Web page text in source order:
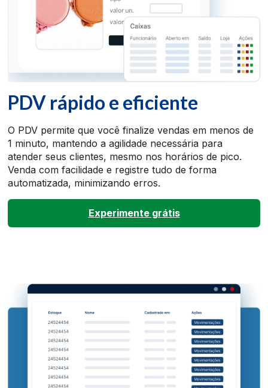
PDV rápido e eficiente
O PDV permite que você finalize vendas em menos de
1 minuto, mantendo a agilidade necessária para
atender seus clientes, mesmo nos horários de pico.
Venda com facilidade e registre tudo de forma
automatizada, minimizando erros.
Experimente grátis